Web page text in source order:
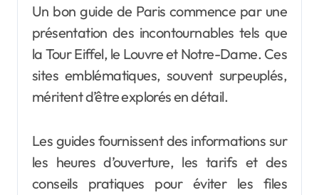
Un bon guide de Paris commence par une
présentation des incontournables tels que
la Tour Eiffel, le Louvre et Notre-Dame. Ces
sites emblématiques, souvent surpeuplés,
méritent d’être explorés en détail.
Les guides fournissent des informations sur
les heures d’ouverture, les tarifs et des
conseils pratiques pour éviter les files